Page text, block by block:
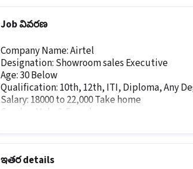
Job వివరణ
Company Name: Airtel
Designation: Showroom sales Executive
Age: 30 Below
Qualification: 10th, 12th, ITI, Diploma, Any
Salary: ₹18000 to ₹22,000 Take home
Gender: Male & Female
Explain plans, offers & packages clearly
ఇతర details